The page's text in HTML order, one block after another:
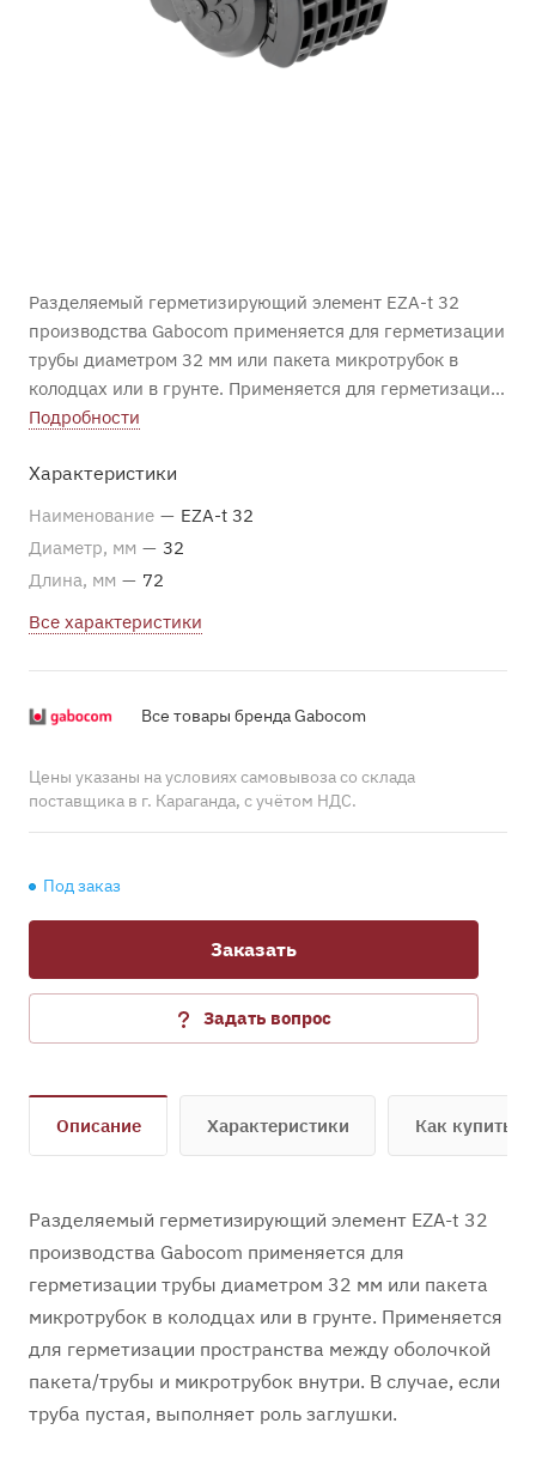
Разделяемый герметизирующий элемент EZA-t 32
производства Gabocom применяется для герметизации
трубы диаметром 32 мм или пакета микротрубок в
колодцах или в грунте. Применяется для герметизации
пространства между оболочкой пакета/трубы и
выполняет роль заглушки.
Подробности
Характеристики
Наименование — EZA-t 32
Диаметр, мм — 32
Длина, мм — 72
Все характеристики
Все товары бренда Gabocom
Цены указаны на условиях самовывоза со склада
поставщика в г. Караганда, с учётом НДС.
Под заказ
Заказать
Задать вопрос
Описание Характеристики Как купить
Разделяемый герметизирующий элемент EZA-t 32
производства Gabocom применяется для
герметизации трубы диаметром 32 мм или пакета
микротрубок в колодцах или в грунте. Применяется
для герметизации пространства между оболочкой
пакета/трубы и микротрубок внутри. В случае, если
труба пустая, выполняет роль заглушки.